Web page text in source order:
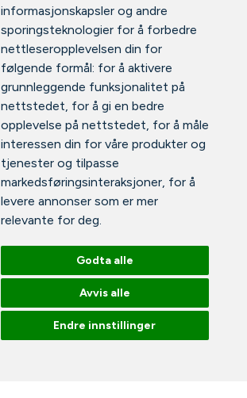
informasjonskapsler og andre
sporingsteknologier for å forbedre
nettleseropplevelsen din for
følgende formål: for å aktivere
grunnleggende funksjonalitet på
nettstedet, for å gi en bedre
opplevelse på nettstedet, for å måle
interessen din for våre produkter og
tjenester og tilpasse
markedsføringsinteraksjoner, for å
levere annonser som er mer
relevante for deg.
Godta alle
Avvis alle
Endre innstillinger